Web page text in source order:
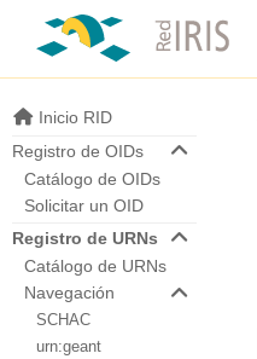
Inicio RID
Registro de OIDs
Catálogo de OIDs
Solicitar un OID
Registro de URNs
Catálogo de URNs
Navegación
SCHAC
urn:geant